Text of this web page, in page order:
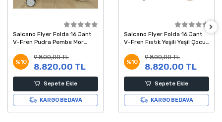
Salcano Flyer Folda 16 Jant
V-Fren Pudra Pembe Mor
%10
9.800,00 TL
8.820,00 TL
Sepete Ekle
KARGO BEDAVA
Salcano Flyer Folda 16 Jant
V-Fren Fıstık Yeşili Yeşil Çocuk
%10
9.800,00 TL
8.820,00 TL
Sepete Ekle
KARGO BEDAVA